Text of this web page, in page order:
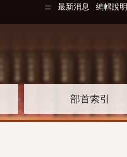
::: 最新消息 編輯說明
部首索引